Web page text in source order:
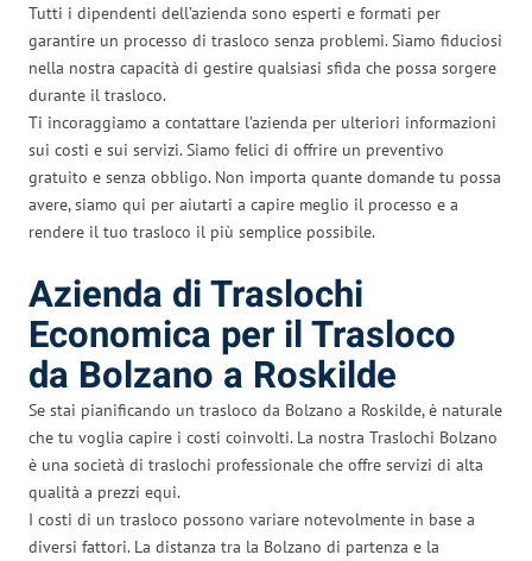
Tutti i dipendenti dell’azienda sono esperti e formati per
garantire un processo di trasloco senza problemi. Siamo fiduciosi
nella nostra capacità di gestire qualsiasi sfida che possa sorgere
durante il trasloco.
Ti incoraggiamo a contattare l’azienda per ulteriori informazioni
sui costi e sui servizi. Siamo felici di offrire un preventivo
gratuito e senza obbligo. Non importa quante domande tu possa
avere, siamo qui per aiutarti a capire meglio il processo e a
rendere il tuo trasloco il più semplice possibile.
Azienda di Traslochi
Economica per il Trasloco
da Bolzano a Roskilde
Se stai pianificando un trasloco da Bolzano a Roskilde, è naturale
che tu voglia capire i costi coinvolti. La nostra Traslochi Bolzano
è una società di traslochi professionale che offre servizi di alta
qualità a prezzi equi.
I costi di un trasloco possono variare notevolmente in base a
diversi fattori. La distanza tra la Bolzano di partenza e la